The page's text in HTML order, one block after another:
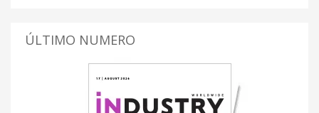
ÚLTIMO NUMERO